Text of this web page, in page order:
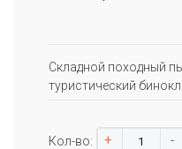
Складной походный
туристический
Кол-во: + -